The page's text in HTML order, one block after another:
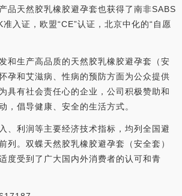
品天然胶乳橡胶避孕套也获得了南非SABS
入证，欧盟“CE”认证，北京中化的“自愿
和生产高品质的天然胶乳橡胶避孕套（安
孕和艾滋病、性病的预防方面为公众提供
具有社会责任心的企业，公司积极赞助和
，倡导健康、安全的生活方式。
、利润等主要经济技术指标，均列全国避
列。双蝶天然胶乳橡胶避孕套（安全套）
度受到了广大国内外消费者的认可和青